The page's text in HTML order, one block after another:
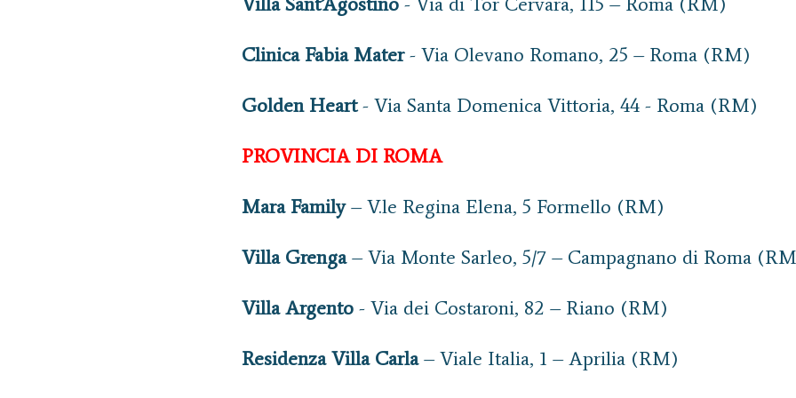
Clinica Fabia Mater- Via Olevano Romano, 25 – Roma (RM)
Golden Heart- Via Santa Domenica Vittoria, 44 - Roma (RM)
PROVINCIA DI ROMA
Mara Family– V.le Regina Elena, 5 Formello (RM)
Villa Grenga– Via Monte Sarleo, 5/7 – Campagnano di Roma
Villa Argento - Via dei Costaroni, 82 – Riano (RM)
Residenza Villa Carla– Viale Italia, 1 – Aprilia (RM)